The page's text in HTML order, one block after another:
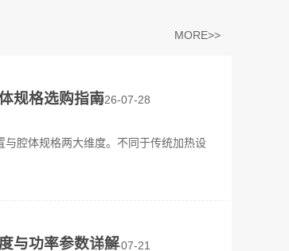
MORE>>
规格选购指南
腔体规格两大维度。不同于传统加热设
2026-07-28
与功率参数详解2026-07-21